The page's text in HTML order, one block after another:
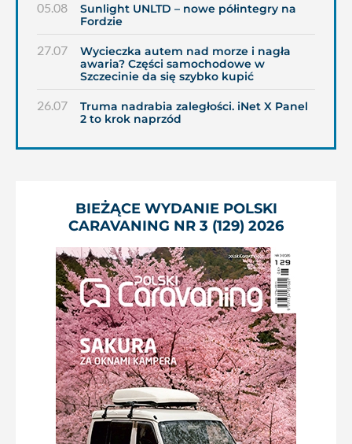
05.08
Sunlight UNLTD – nowe półintegry na
Fordzie
27.07
Wycieczka autem nad morze i nagła
awaria? Części samochodowe w
Szczecinie da się szybko kupić
26.07
Truma nadrabia zaległości. iNet X Panel
2 to krok naprzód
BIEŻĄCE WYDANIE POLSKI
CARAVANING NR 3 (129) 2026